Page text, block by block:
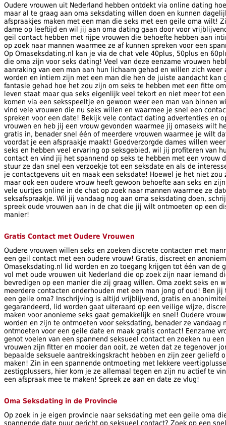
Oudere vrouwen uit Nederland hebben ontdekt via online dating
maar al te graag aan oma seksdating willen doen en kunnen
afspraakjes maken met een man die seks met een geile oma wilt!
dame op leeftijd en wil jij aan oma dating gaan door voor
geil contact hebben met rijpe vrouwen die behoefte hebben aan
op zoek naar mannen waarmee ze af kunnen spreken voor een
Op Omaseksdating.nl kan je via de chat vele 40plus, 50plus en
die oma zijn voor seks dating! Veel van deze eenzame vrouwen
aanraking van een man aan hun lichaam gehad en willen zich
worden en intiem zijn met een man die hen de juiste aandacht kan
fantasie gehad hoe het zou zijn om seks te hebben met een fitte
leven staat maar qua seks eigenlijk veel tekort en niet meer tot
komen via een seksspeeltje en gewoon weer een man van binnen
vind vele vrouwen die nu seks willen en waarmee je snel een
spreken voor een date! Bekijk vele contact dating advertenties en
vrouwen en heb jij een vrouw gevonden waarmee jij omaseks wilt
gratis in, benader snel één of meerdere vrouwen waarmee je wilt
voordat je een afspraakje maakt! Goedverzorgde dames willen
seks en hebben veel ervaring op seksgebied, wil jij profiteren van
contact en vind jij het spannend op seks te hebben met een vrouw
stuur ze dan snel een verzoekje tot een seksdate en als de
je contactgevens uit en maak een seksdate! Hoewel je het niet zou
maar ook een oudere vrouw heeft gewoon behoefte aan seks en
vele uurtjes online in de chat op zoek naar mannen waarmee ze
seksafspraakje. Wil jij vandaag nog aan oma seksdating doen,
spreek oude vrouwen aan in de chat die jij wilt ontmoeten op een
manier!
Gratis Contact met Oudere Vrouwen
Oudere vrouwen willen seks en zoeken discrete contacten met
een geil contact met een oudere vrouw! Gratis, discreet en
Omaseksdating.nl lid worden en zo toegang krijgen tot één van de
vol met oude vrouwen uit Nederland die op zoek zijn naar iemand
bevredigen op een manier die zij graag willen. Oma zoekt seks en
meerdere contacten onderhouden met een man jong of oud! Ben
een geile oma? Inschrijving is altijd vrijblijvend, gratis en
gegarandeerd, lid worden gaat uiteraard op een veilige wijze,
maken voor anonieme seks gaat gemakkelijk en snel! Oudere
worden en zijn te ontmoeten voor seksdating, benader ze vandaag
ontmoeten voor een geile date en maak gratis contact! Eenzame
genot voelen van een spannend seksueel contact en zoeken nu
vrouwen zijn fitter en mooier dan ooit, ze weten dat ze tegenover
bepaalde seksuele aantrekkingskracht hebben en zijn zeer geliefd
maken! Zin in een spannende ontmoeting met lekkere
zestigplussers, hier kom je ze allemaal tegen en zijn nu actief te
een afspraak mee te maken! Spreek ze aan en date ze vlug!
Oma Seksdating in de Provincie
Op zoek in je eigen provincie naar seksdating met een geile oma
spannende date puur gericht op seksueel contact? Zoek op een